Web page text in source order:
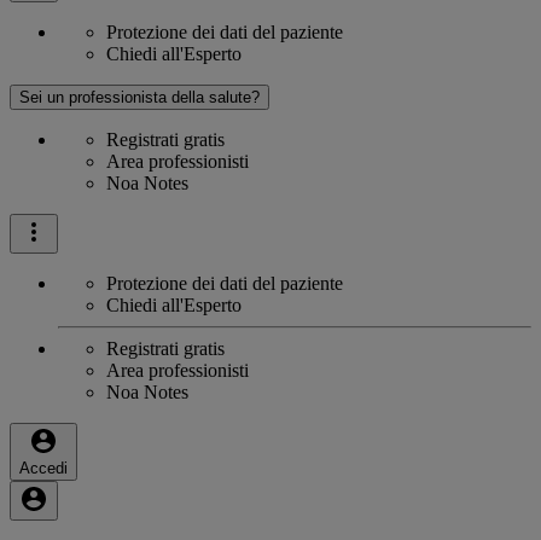
Protezione dei dati del paziente
Chiedi all'Esperto
Sei un professionista della salute?
Registrati gratis
Area professionisti
Noa Notes
Protezione dei dati del paziente
Chiedi all'Esperto
Registrati gratis
Area professionisti
Noa Notes
Accedi